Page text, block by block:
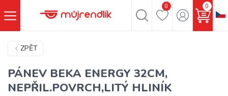
0 0
ZPĚT
PÁNEV BEKA ENERGY 32CM,
NEPŘIL.POVRCH,LITÝ HLINÍK